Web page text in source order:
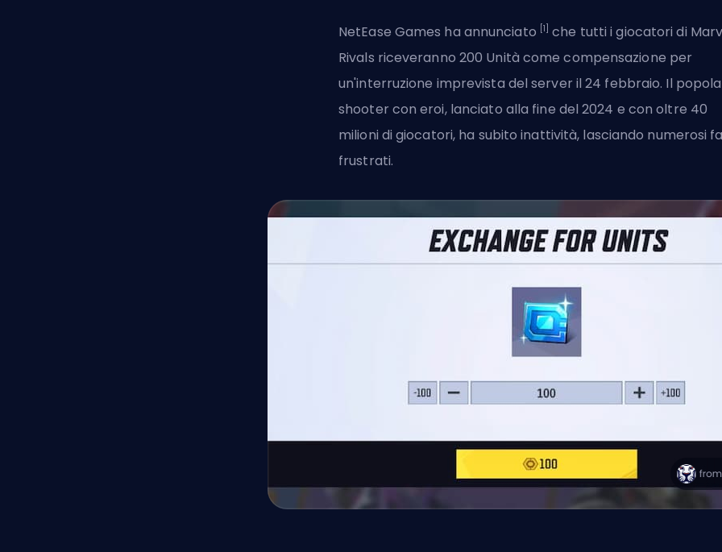
NetEase Games ha annunciato [1] che tutti i giocatori di
Rivals riceveranno 200 Unità come compensazione per
un'interruzione imprevista del server il 24 febbraio. Il
shooter con eroi, lanciato alla fine del 2024 e con oltre 40
milioni di giocatori, ha subito inattività, lasciando numerosi
frustrati.